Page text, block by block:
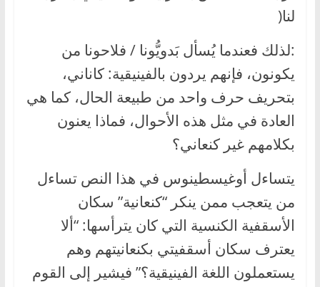
لنا(
:لذلك فعندما يُسأل بَدويُّونا / فلاحونا من
يكونون، فإنهم يردون بالفينيقية: كاناني،
بتحريف حرف واحد من طبيعة الحال، كما هي
العادة في مثل هذه الأحوال، فماذا يعنون
بكلامهم غير كنعاني؟
يتساءل أوغيسطينوس في هذا النص تساءل
من يتعجب ممن ينكر “كنعانية” سكان
الأسقفية الكنسية التي كان يترأسها: “ألا
يعترف سكان أسقفيتي بكنعانيتهم وهم
يستعملون اللغة الفينيقية؟” فيشير إلى القوم